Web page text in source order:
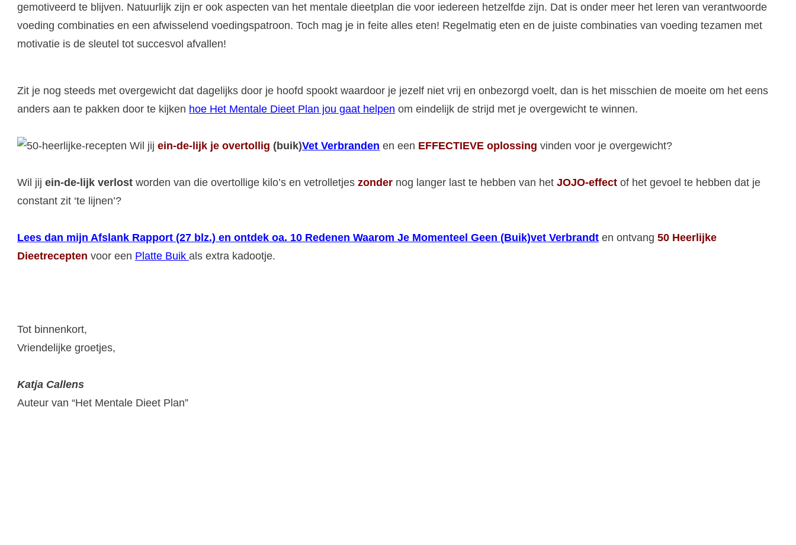
gemotiveerd te blijven. Natuurlijk zijn er ook aspecten van het mentale dieetplan die voor iedereen hetzelfde zijn. Dat is onder meer het leren van verantwoorde
voeding combinaties en een afwisselend voedingspatroon. Toch mag je in feite alles eten! Regelmatig eten en de juiste combinaties van voeding tezamen met
motivatie is de sleutel tot succesvol afvallen!
Zit je nog steeds met overgewicht dat dagelijks door je hoofd spookt waardoor je jezelf niet vrij en onbezorgd voelt, dan is het misschien de moeite om het eens
anders aan te pakken door te kijken hoe Het Mentale Dieet Plan jou gaat helpen om eindelijk de strijd met je overgewicht te winnen.
Wil jij ein-de-lijk je overtollig (buik)Vet Verbranden en een EFFECTIEVE oplossing vinden voor je overgewicht?
Wil jij ein-de-lijk verlost worden van die overtollige kilo’s en vetrolletjes zonder nog langer last te hebben van het JOJO-effect of het gevoel te hebben dat je
constant zit ‘te lijnen’?
Lees dan mijn Afslank Rapport (27 blz.) en ontdek oa. 10 Redenen Waarom Je Momenteel Geen (Buik)vet Verbrandt en ontvang 50 Heerlijke
Dieetrecepten voor een Platte Buik als extra kadootje.
Tot binnenkort,
Vriendelijke groetjes,
Katja Callens
Auteur van “Het Mentale Dieet Plan”